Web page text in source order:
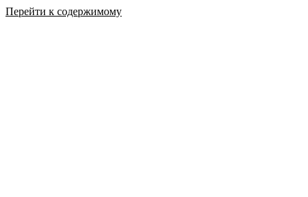
Перейти к содержимому